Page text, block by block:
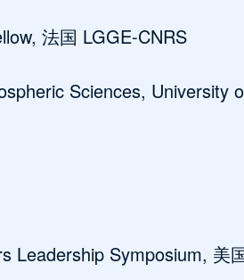
法国 LGGE-CNRS
Sciences, University
Leadership Symposium, 美